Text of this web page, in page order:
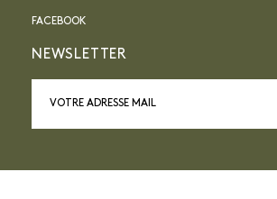
FACEBOOK
NEWSLETTER